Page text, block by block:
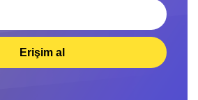
Erişim al